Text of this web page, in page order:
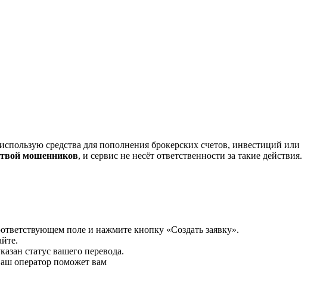
средства для пополнения брокерских счетов, инвестиций или
мошенников, и сервис не несёт ответственности за такие действия.
поле и нажмите кнопку «Создать заявку».
статус вашего перевода.
оператор поможет вам